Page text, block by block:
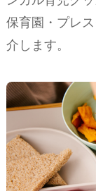
保育園・プレ
介します。